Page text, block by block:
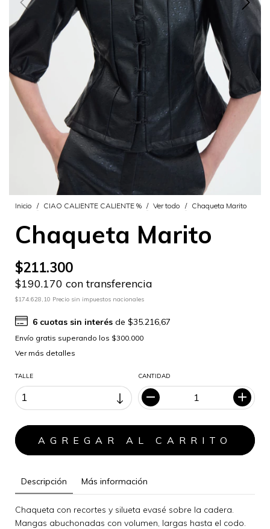
Inicio / CIAO CALIENTE CALIENTE % / Ver todo / Chaqueta Marito
Chaqueta Marito
$211.300
$190.170 con transferencia
$174.628,10 Precio sin impuestos nacionales
6cuotas sin interésde $35.216,67
Ver más detalles
TALLE CANTIDAD
Descripción Más información
Chaqueta con recortes y silueta evasé sobre la cadera.
Mangas abuchonadas con volumen, largas hasta el codo.